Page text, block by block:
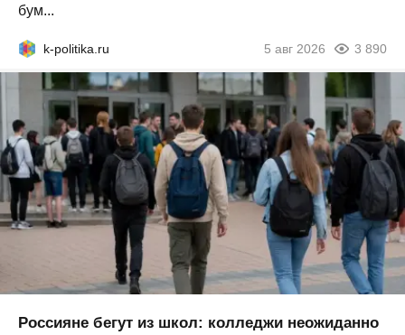
бум...
k-politika.ru 5 авг 2026 3 890
Россияне бегут из школ: колледжи неожиданно